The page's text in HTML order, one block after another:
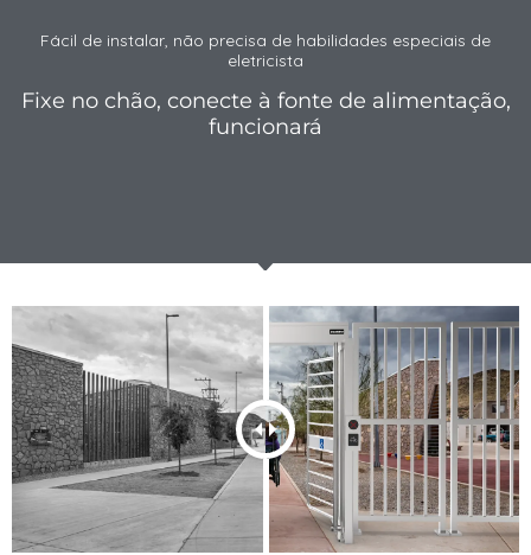
Fácil de instalar, não precisa de habilidades especiais de
eletricista
Fixe no chão, conecte à fonte de alimentação,
funcionará